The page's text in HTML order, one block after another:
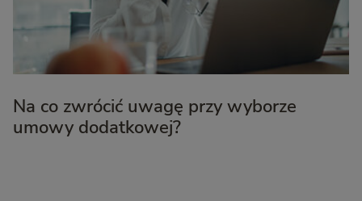
Na co zwrócić uwagę przy wyborze
umowy dodatkowej?